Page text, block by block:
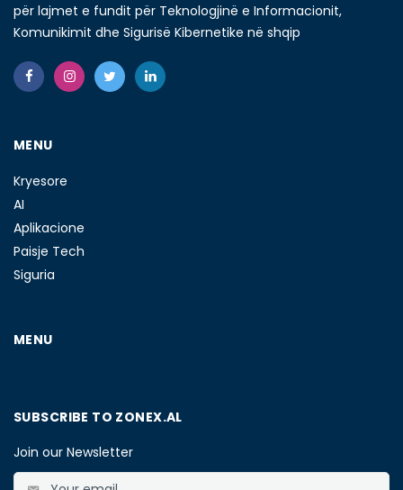
për lajmet e fundit për Teknologjinë e Informacionit,
Komunikimit dhe Sigurisë Kibernetike në shqip
MENU
Kryesore
AI
Aplikacione
Paisje Tech
Siguria
MENU
SUBSCRIBE TO ZONEX.AL
Join our Newsletter